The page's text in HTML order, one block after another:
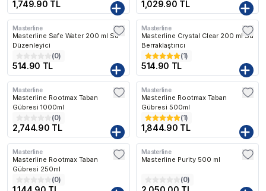
1,749.90 TL 1,029.90 TL
Masterline
Masterline Safe Water 200 ml Su
Düzenleyici
(0)
514.90 TL
Masterline
Masterline Crystal Clear 200 ml Su
Berraklaştırıcı
(1)
514.90 TL
Masterline
Masterline Rootmax Taban
Gübresi 1000ml
(0)
2,744.90 TL
Masterline
Masterline Rootmax Taban
Gübresi 500ml
(1)
1,844.90 TL
Masterline
Masterline Rootmax Taban
Gübresi 250ml
(0)
Kargo Bedava
Masterline
Masterline Purity 500 ml
(0)